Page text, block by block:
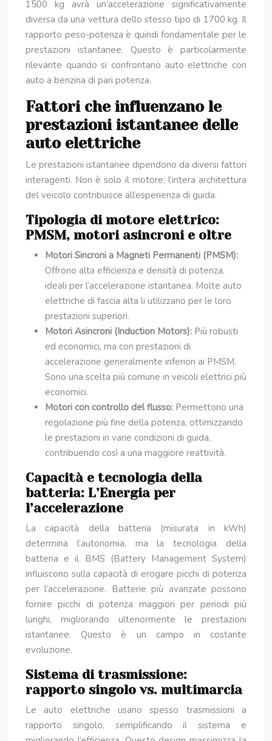
1500 kg avrà un’accelerazione significativamente
diversa da una vettura dello stesso tipo di 1700 kg. Il
rapporto peso-potenza è quindi fondamentale per le
prestazioni istantanee. Questo è particolarmente
rilevante quando si confrontano auto elettriche con
auto a benzina di pari potenza.
Fattori che influenzano le
prestazioni istantanee delle
auto elettriche
Le prestazioni istantanee dipendono da diversi fattori
interagenti. Non è solo il motore; l’intera architettura
del veicolo contribuisce all’esperienza di guida.
Tipologia di motore elettrico:
PMSM, motori asincroni e oltre
Motori Sincroni a Magneti Permanenti (PMSM):
Offrono alta efficienza e densità di potenza,
ideali per l’accelerazione istantanea. Molte auto
elettriche di fascia alta li utilizzano per le loro
prestazioni superiori.
Motori Asincroni (Induction Motors): Più robusti
ed economici, ma con prestazioni di
accelerazione generalmente inferiori ai PMSM.
Sono una scelta più comune in veicoli elettrici più
economici.
Motori con controllo del flusso: Permettono una
regolazione più fine della potenza, ottimizzando
le prestazioni in varie condizioni di guida,
contribuendo così a una maggiore reattività.
Capacità e tecnologia della
batteria: L’Energia per
l’accelerazione
La capacità della batteria (misurata in kWh)
determina l’autonomia, ma la tecnologia della
batteria e il BMS (Battery Management System)
influiscono sulla capacità di erogare picchi di potenza
per l’accelerazione. Batterie più avanzate possono
fornire picchi di potenza maggiori per periodi più
lunghi, migliorando ulteriormente le prestazioni
istantanee. Questo è un campo in costante
evoluzione.
Sistema di trasmissione:
rapporto singolo vs. multimarcia
Le auto elettriche usano spesso trasmissioni a
rapporto singolo, semplificando il sistema e